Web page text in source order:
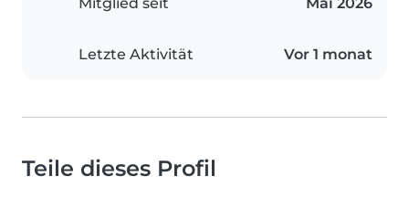
Mitglied seit Mai 2026
Letzte Aktivität Vor 1 monat
Teile dieses Profil